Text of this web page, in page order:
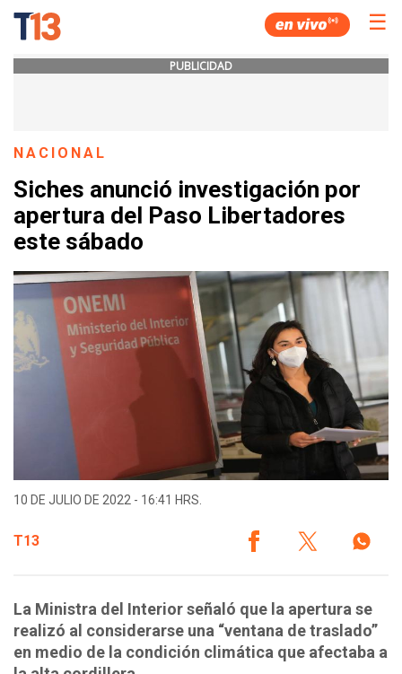
☰
PUBLICIDAD
NACIONAL
Siches anunció investigación por
apertura del Paso Libertadores
este sábado
10 DE JULIO DE 2022 - 16:41 HRS.
T13
La Ministra del Interior señaló que la apertura se
realizó al considerarse una “ventana de traslado”
en medio de la condición climática que afectaba a